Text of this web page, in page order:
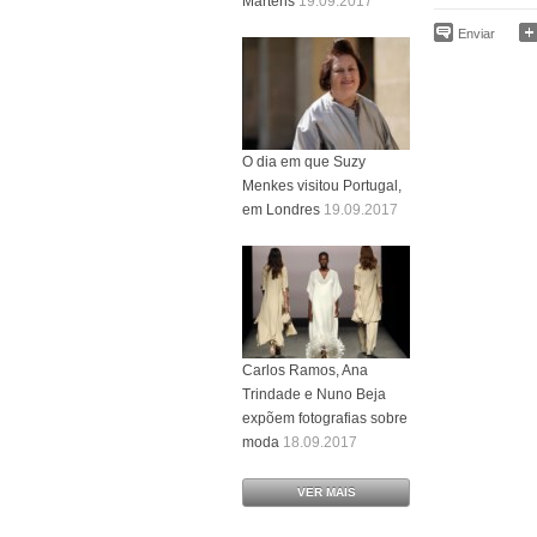
Enviar
O dia em que Suzy
Menkes visitou Portugal,
em Londres 19.09.2017
Carlos Ramos, Ana
Trindade e Nuno Beja
expõem fotografias sobre
moda 18.09.2017
VER MAIS